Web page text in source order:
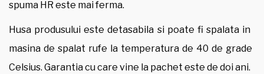
spuma HR este mai ferma.
Husa produsului este detasabila si poate fi spalata in
masina de spalat rufe la temperatura de 40 de grade
Celsius. Garantia cu care vine la pachet este de doi ani.